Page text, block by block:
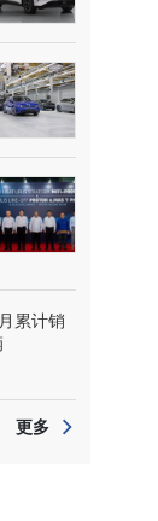
累计销
更多